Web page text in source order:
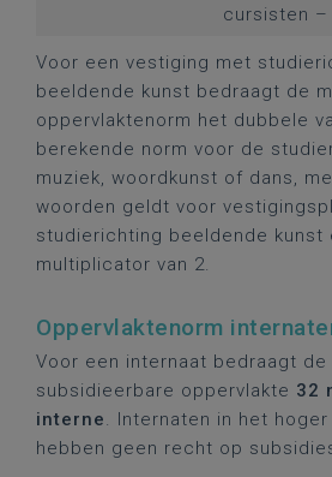
cursisten –
Voor een vestiging met
beeldende kunst bedraagt de
oppervlaktenorm het dubbele
berekende norm voor de
muziek, woordkunst of dans,
woorden geldt voor
studierichting beeldende kunst
multiplicator van 2.
Oppervlaktenorm
Voor een internaat bedraagt de
subsidieerbare oppervlakte 32
interne. Internaten in het
hebben geen recht op